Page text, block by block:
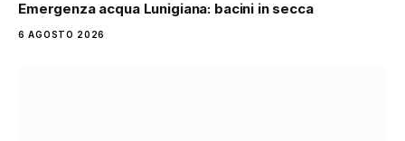
Emergenza acqua Lunigiana: bacini in secca
6 AGOSTO 2026